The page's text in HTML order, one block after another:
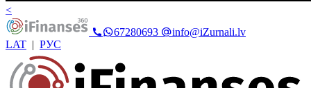
<
67280693
info@iZurnali.lv
LAT | РУС